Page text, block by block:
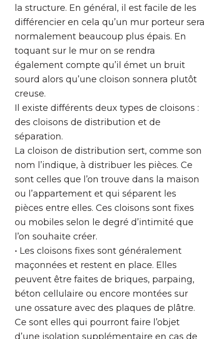
la structure. En général, il est facile de les
différencier en cela qu’un mur porteur sera
normalement beaucoup plus épais. En
toquant sur le mur on se rendra
également compte qu’il émet un bruit
sourd alors qu’une cloison sonnera plutôt
creuse.
Il existe différents deux types de cloisons :
des cloisons de distribution et de
séparation.
La cloison de distribution sert, comme son
nom l’indique, à distribuer les pièces. Ce
sont celles que l’on trouve dans la maison
ou l’appartement et qui séparent les
pièces entre elles. Ces cloisons sont fixes
ou mobiles selon le degré d’intimité que
l’on souhaite créer.
• Les cloisons fixes sont généralement
maçonnées et restent en place. Elles
peuvent être faites de briques, parpaing,
béton cellulaire ou encore montées sur
une ossature avec des plaques de plâtre.
Ce sont elles qui pourront faire l’objet
d’une isolation supplémentaire en cas de